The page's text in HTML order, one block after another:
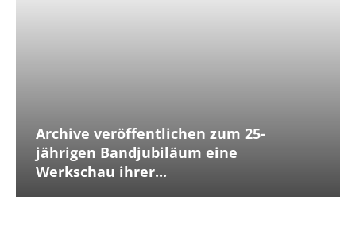
Archive veröffentlichen zum 25-
jährigen Bandjubiläum eine
Werkschau ihrer...